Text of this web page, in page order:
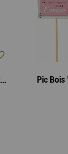
Pic Bois "Je t'aime" 6x6 H25 ass ( x 12 )